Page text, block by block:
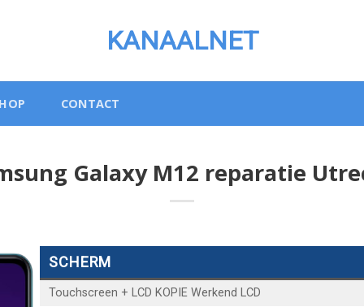
KANAALNET
CONTACT
Galaxy M12 reparatie
SCHERM
Touchscreen + LCD KOPIE Werkend LCD